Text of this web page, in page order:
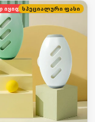
სწრაფად იყიდება
სპეციალური ფასი